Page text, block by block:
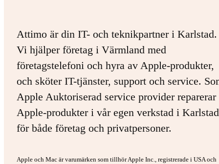
Attimo är din IT- och teknikpartner i Karlstad.
Vi hjälper företag i Värmland med
företagstelefoni och hyra av Apple-produkter,
och sköter IT-tjänster, support och service.
Apple Auktoriserad service provider
Apple-produkter i vår egen verkstad i
för både företag och privatpersoner.
Apple och Mac är varumärken som tillhör Apple Inc., registrerade i USA och